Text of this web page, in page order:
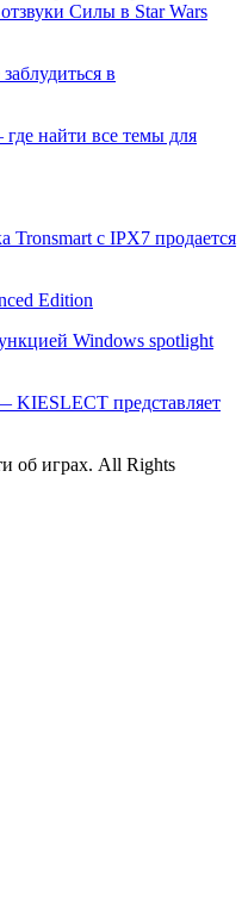
Силы в Star Wars
в
найти все темы для
Tronsmart с IPX7 продается
Edition
Windows spotlight
KIESLECT представляет
об играх. All Rights